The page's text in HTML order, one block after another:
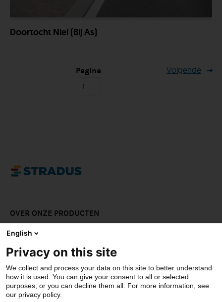
Doortocht Niel (bij As)
Pagina Volgende
OVER ONZE PRODUCTEN
LAAT JE INSPIREREN
DOWNLOADS
CONTACT
English
Privacy on this site
We collect and process your data on this site to better understand
how it is used. You can give your consent to all or selected
purposes, or you can decline them all. For more information, see
our privacy policy.